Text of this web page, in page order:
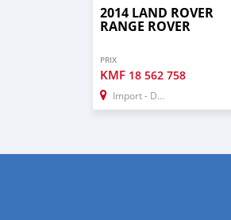
2014 LAND ROVER
RANGE ROVER
PRIX
KMF 18 562 758
Import - Dubai